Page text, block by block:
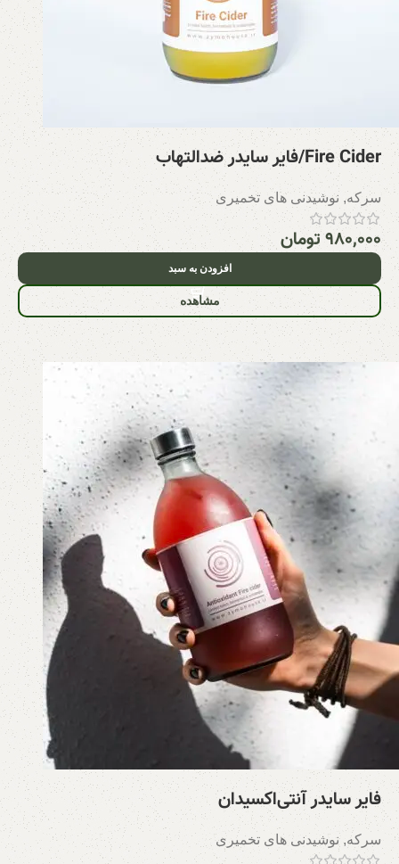
Fire Cider/فایر سایدر ضدالتهاب
سرکه, نوشیدنی های تخمیری
۹۸۰,۰۰۰تومان
افزودن به سبد
مشاهده
فایر سایدر آنتی‌اکسیدان
سرکه,نوشیدنی های تخمیری